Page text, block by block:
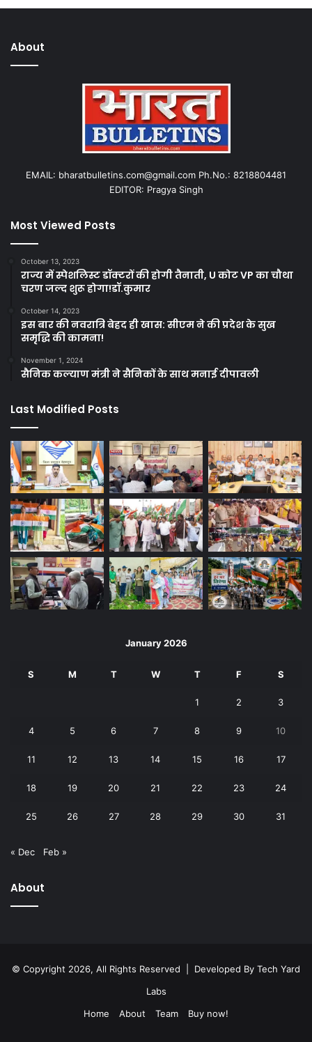
About
EMAIL: bharatbulletins.com@gmail.com Ph.No.: 8218804481
EDITOR: Pragya Singh
Most Viewed Posts
October 13, 2023
राज्य में स्पेशलिस्ट डॉक्टरों की होगी तैनाती, U कोट VP का चौथा
चरण जल्द शुरू होगा!डॉ.कुमार
October 14, 2023
इस बार की नवरात्रि बेहद ही खास: सीएम ने की प्रदेश के सुख
समृद्धि की कामना!
November 1, 2024
सैनिक कल्याण मंत्री ने सैनिकों के साथ मनाई दीपावली
Last Modified Posts
January 2026
S M T W T F S
1 2 3
4 5 6 7 8 9 10
11 12 13 14 15 16 17
18 19 20 21 22 23 24
25 26 27 28 29 30 31
« Dec Feb »
About
© Copyright 2026, All Rights Reserved | Developed By Tech Yard
Labs
Home
About Team Buy now!